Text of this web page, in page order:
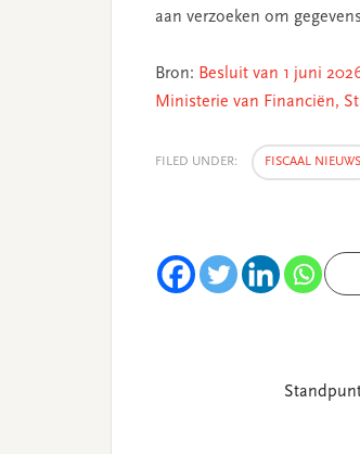
aan verzoeken om
Bron: Besluit van 1 juni
Ministerie van Financiën,
FILED UNDER: FISCAAL NIEUWS